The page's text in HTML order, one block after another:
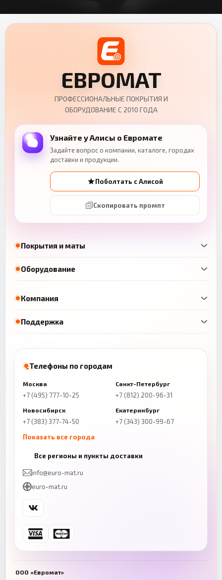
Покрытия и маты
Оборудование
ЕВРОМАТ
ПРОФЕССИОНАЛЬНЫЕ ПОКРЫТИЯ И
ОБОРУДОВАНИЕ С 2010 ГОДА
Узнайте у Алисы о Евромате
Задайте вопрос о компании, каталоге, городах
доставки и продукции.
Поболтать с Алисой
Скопировать промпт
Компания
Поддержка
Телефоны по городам
Москва
+7 (495) 777-10-25
Санкт-Петербург
+7 (812) 200-96-31
Новосибирск
+7 (383) 377-74-50
Екатеринбург
+7 (343) 300-99-67
Показать все города
+7 (843) 206-01-30
Челябинск
+7 (343) 300-99-67
Ростов-на-Дону
+7 (863) 333-50-75
Все регионы и пункты доставки
info@euro-mat.ru
euro-mat.ru
ООО «Евромат»